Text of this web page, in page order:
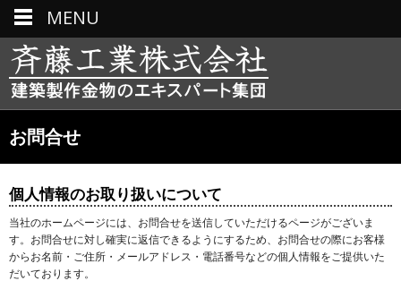
お問合せ
個人情報のお取り扱いについて
当社のホームページには、お問合せを送信していただけるページがございま
す。お問合せに対し確実に返信できるようにするため、お問合せの際にお客様
からお名前・ご住所・メールアドレス・電話番号などの個人情報をご提供いた
だいております。
MENU